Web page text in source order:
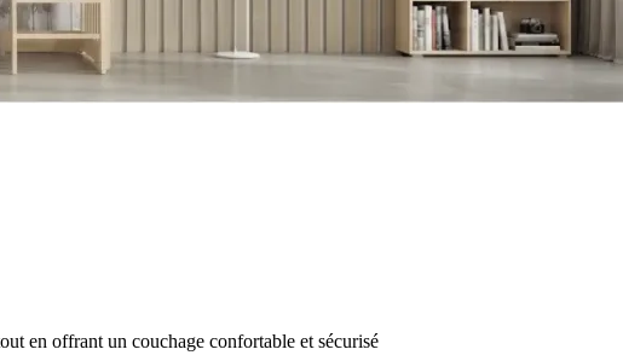
en offrant un couchage confortable et sécurisé